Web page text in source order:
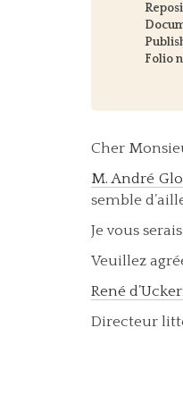
Folio
Cher
M. André
semble
Je vous
Veuillez
René
Directeur